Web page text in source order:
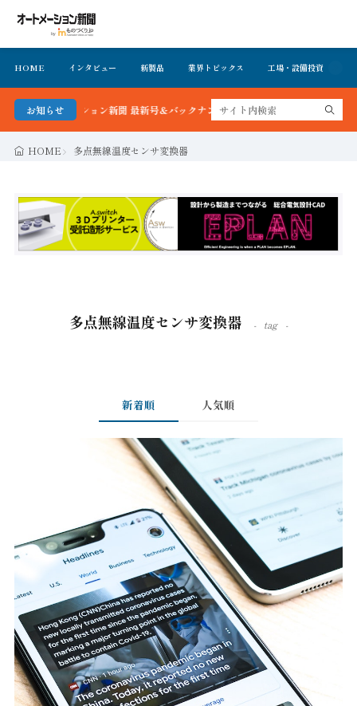
HOME インタビュー 新製品 業界トピックス 工場・設備投資
お知らせ
ートメーション新聞 最新号＆バックナンバーを無料で公開中 詳細はこちら
HOME 多点無線温度センサ変換器
多点無線温度センサ変換器 tag
新着順 人気順